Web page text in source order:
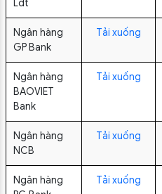
Ldt
Ngân hàng
GP Bank
Tải xuống
Ngân hàng
BAOVIET
Bank
Tải xuống
Ngân hàng
NCB
Tải xuống
Ngân hàng
Tải xuống